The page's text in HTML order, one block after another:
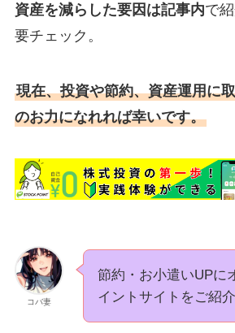
資産を減らした要因は記事内で
要チェック。
現在、投資や節約、資産運用に
のお力になれれば幸いです。
コバ妻
節約・お小遣いUPに
イントサイトをご紹